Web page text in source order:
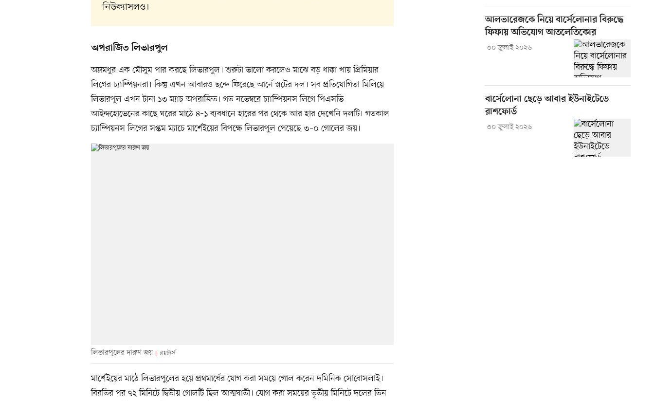
নিউক্যাসলও।
অপরাজিত লিভারপুল
অম্লমধুর এক মৌসুম পার করছে লিভারপুল। শুরুটা ভালো করলেও মাঝে বড় ধাক্কা খায় প্রিমিয়ার
লিগের চ্যাম্পিয়নরা। কিন্তু এখন আবারও ছন্দে ফিরেছে আর্নে স্লটের দল। সব প্রতিযোগিতা মিলিয়ে
লিভারপুল এখন টানা ১৩ ম্যাচ অপরাজিত। গত নভেম্বরে চ্যাম্পিয়নস লিগে পিএসভি
আইন্দহোভেনের কাছে ঘরের মাঠে ৪–১ ব্যবধানে হারের পর থেকে আর হার দেখেনি দলটি। গতকাল
চ্যাম্পিয়নস লিগের সপ্তম ম্যাচে মার্শেইয়ের বিপক্ষে লিভারপুল পেয়েছে ৩–০ গোলের জয়।
লিভারপুলের দারুণ জয় রয়টার্স
মার্শেইয়ের মাঠে লিভারপুলের হয়ে প্রথমার্ধের যোগ করা সময়ে গোল করেন দমিনিক সোবোসলাই।
বিরতির পর ৭২ মিনিটে দ্বিতীয় গোলটি ছিল আত্মঘাতী। যোগ করা সময়ের তৃতীয় মিনিটে দলের তিন
আলভারেজকে নিয়ে বার্সেলোনার বিরুদ্ধে
ফিফায় অভিযোগ আতলেতিকোর
৩০ জুলাই ২০২৬
বার্সেলোনা ছেড়ে আবার ইউনাইটেডে
রাশফোর্ড
৩০ জুলাই ২০২৬